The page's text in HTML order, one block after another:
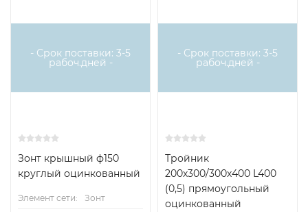
- Срок поставки: 3-5
рабоч.дней -
Зонт крышный ф150
круглый оцинкованный
Элемент сети:
Зонт
- Срок поставки: 3-5
рабоч.дней -
Тройник
200х300/300х400 L400
(0,5) прямоугольный
оцинкованный